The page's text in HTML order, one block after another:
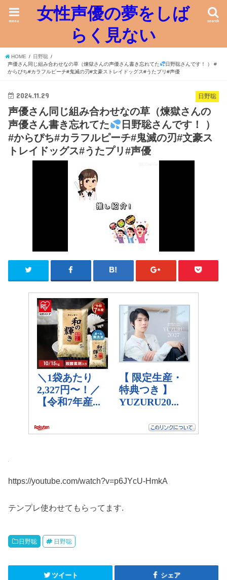
女性声優の夢をしば
らく見ない
search
menu
HOME
日野聡
声優さん同じ組み合わせなの草（煉獄さんの声優さん書き忘れてた
日野聡さんです！ ） #
からぴち#カラフルピーチ#鬼滅の刃#文豪ストレイドッグス#うたプリ#声優
日野聡
2024.11.29
声優さん同じ組み合わせなの草（煉獄さんの
声優さん書き忘れてた
日野聡さんです！ ）
#からぴち#カラフルピーチ#鬼滅の刃#文豪ス
トレイドッグス#うたプリ#声優
https://youtube.com/watch?v=p6JYcU-HmkA
テンプレ使わせてもらってます.
日野聡 日野聡
ツイート シェア